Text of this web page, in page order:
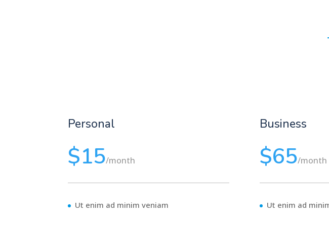
Personal
$15/month
Ut enim ad minim veniam
Business
$65/month
Ut enim ad